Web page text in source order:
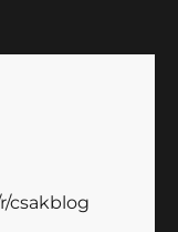
csakblog